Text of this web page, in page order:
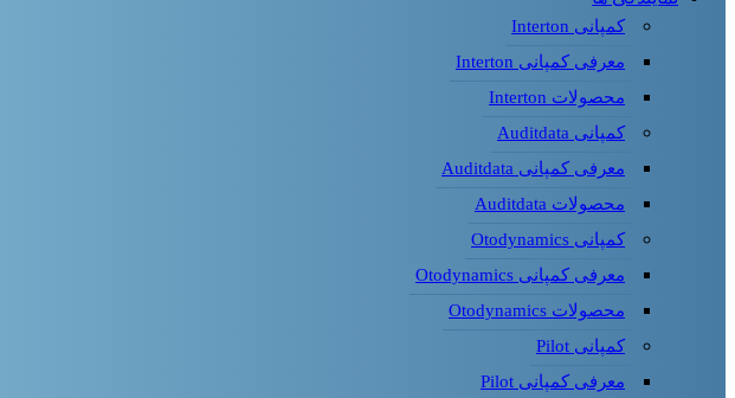
کمپانی Interton
معرفی کمپانی Interton
محصولات Interton
کمپانی Auditdata
معرفی کمپانی Auditdata
محصولات Auditdata
کمپانی Otodynamics
معرفی کمپانی Otodynamics
محصولات Otodynamics
کمپانی Pilot
معرفی کمپانی Pilot